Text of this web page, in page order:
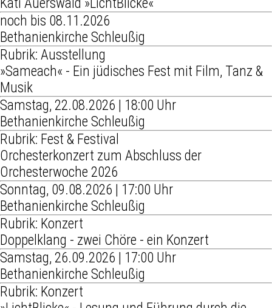
Kati Auerswald »LichtBlicke«
noch bis 08.11.2026
Bethanienkirche Schleußig
Rubrik: Ausstellung
»Sameach« - Ein jüdisches Fest mit Film, Tanz &
Musik
Samstag, 22.08.2026 | 18:00 Uhr
Bethanienkirche Schleußig
Rubrik: Fest & Festival
Orchesterkonzert zum Abschluss der
Orchesterwoche 2026
Sonntag, 09.08.2026 | 17:00 Uhr
Bethanienkirche Schleußig
Rubrik: Konzert
Doppelklang - zwei Chöre - ein Konzert
Samstag, 26.09.2026 | 17:00 Uhr
Bethanienkirche Schleußig
Rubrik: Konzert